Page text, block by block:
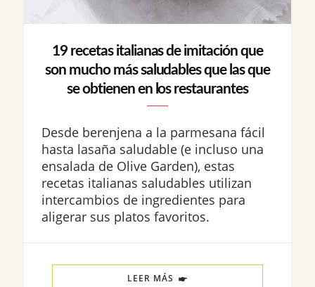
19 recetas italianas de imitación que
son mucho más saludables que las que
se obtienen en los restaurantes
Desde berenjena a la parmesana fácil
hasta lasaña saludable (e incluso una
ensalada de Olive Garden), estas
recetas italianas saludables utilizan
intercambios de ingredientes para
aligerar sus platos favoritos.
LEER MÁS